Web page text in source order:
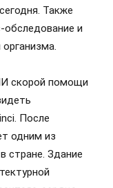
Также
обследование и
скорой помощи
После
одним из
стране. Здание